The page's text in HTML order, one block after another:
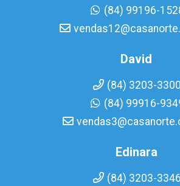
(84) 99196-
David
(84) 3203-3300
(84) 99916-
Edinara
(84) 3203-3346